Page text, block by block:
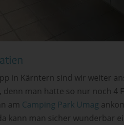
in Kärntern sind wir weiter
man hatte so nur noch 4
am Camping Park Umag
kann man sicher wunderbar